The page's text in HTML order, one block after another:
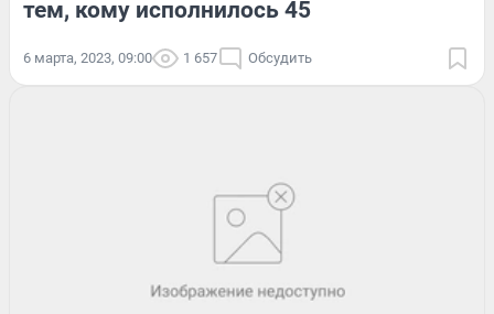
тем, кому исполнилось 45
6 марта, 2023, 09:00 1 657 Обсудить